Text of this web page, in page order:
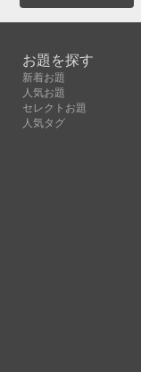
お題を探す
新着お題
人気お題
セレクトお題
人気タグ